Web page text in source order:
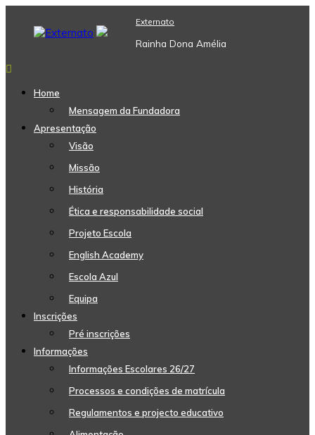
content
Externato
Rainha Dona Amélia
Home
Mensagem da Fundadora
Apresentação
Visão
Missão
História
Ética e responsabilidade social
Projeto Escola
English Academy
Escola Azul
Equipa
Inscrições
Pré inscrições
Informações
Informações Escolares 26/27
Processos e condições de matrícula
Regulamentos e projecto educativo